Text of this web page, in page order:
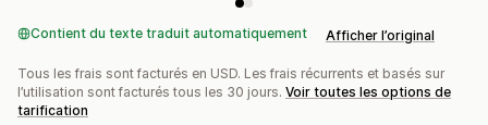
Contient du texte traduit automatiquement Afficher l’original
Tous les frais sont facturés en USD. Les frais récurrents et basés sur
l’utilisation sont facturés tous les 30 jours. Voir toutes les options de
tarification